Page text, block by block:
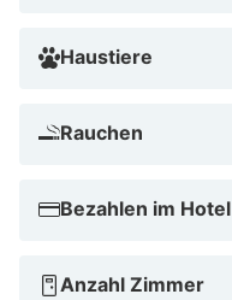
Haustiere
Rauchen
Bezahlen im Hotel
Anzahl Zimmer